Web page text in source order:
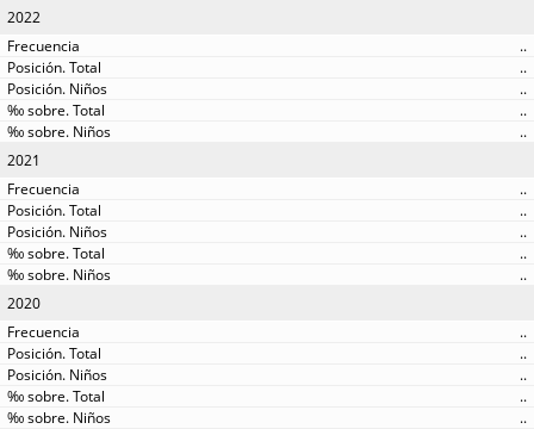
2022
..
..
..
..
..
2021
..
..
..
..
..
2020
..
..
..
..
..